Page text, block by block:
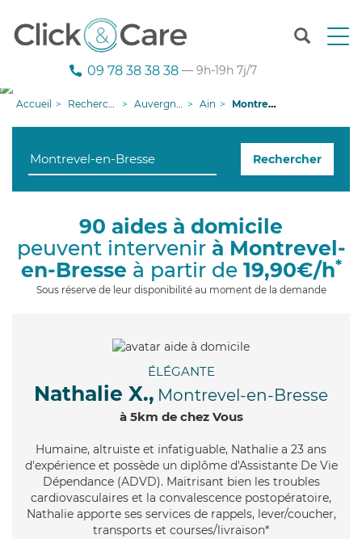
T
n
g
i
o
09 78 38 38 38 — 9h-19h 7j/7
Accueil Recherche aide à domicile Auvergne-Rhône-Alpes Ain Montrevel-en-Bresse
Rechercher
90 aides à domicile
peuvent intervenir à Montrevel-
en-Bresse à partir de 19,90€/h*
Sous réserve de leur disponibilité au moment de la demande
ÉLÉGANTE
Nathalie X., Montrevel-en-Bresse
à 5km de chez Vous
Humaine, altruiste et infatiguable, Nathalie a 23 ans
d'expérience et possède un diplôme d'Assistante De Vie
Dépendance (ADVD). Maitrisant bien les troubles
cardiovasculaires et la convalescence postopératoire,
Nathalie apporte ses services de rappels, lever/coucher,
transports et courses/livraison*